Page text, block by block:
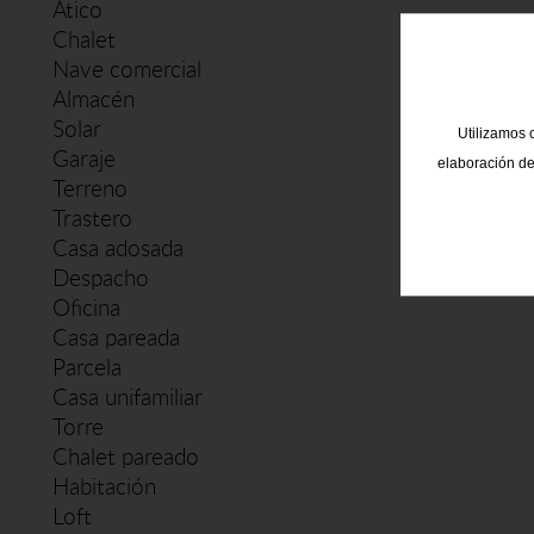
Ático
Chalet
Nave comercial
Almacén
Solar
Garaje
Terreno
Trastero
Casa adosada
Despacho
Oficina
Casa pareada
Parcela
Casa unifamiliar
Torre
Chalet pareado
Habitación
Loft
Utilizamos
elaboración